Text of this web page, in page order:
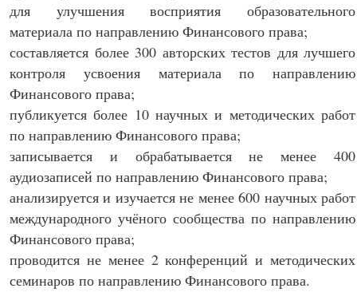
для улучшения восприятия образовательного
материала по направлению Финансового права;
составляется более 300 авторских тестов для лучшего
контроля усвоения материала по направлению
Финансового права;
публикуется более 10 научных и методических работ
по направлению Финансового права;
записывается и обрабатывается не менее 400
аудиозаписей по направлению Финансового права;
анализируется и изучается не менее 600 научных работ
международного учёного сообщества по направлению
Финансового права;
проводится не менее 2 конференций и методических
семинаров по направлению Финансового права.